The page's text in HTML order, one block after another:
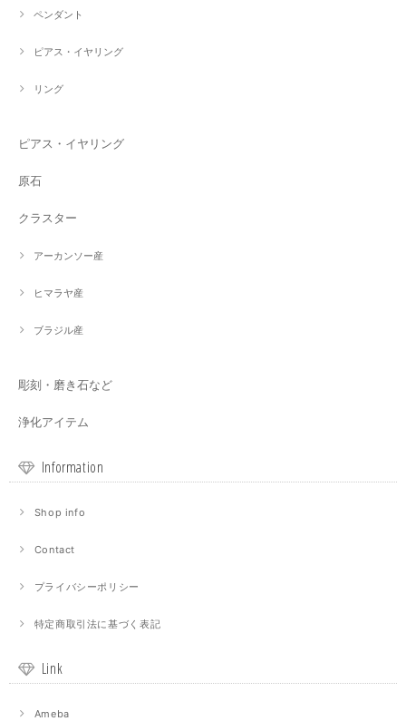
ペンダント
ピアス・イヤリング
リング
ピアス・イヤリング
原石
クラスター
アーカンソー産
ヒマラヤ産
ブラジル産
彫刻・磨き石など
浄化アイテム
Information
Shop info
Contact
プライバシーポリシー
特定商取引法に基づく表記
Link
Ameba